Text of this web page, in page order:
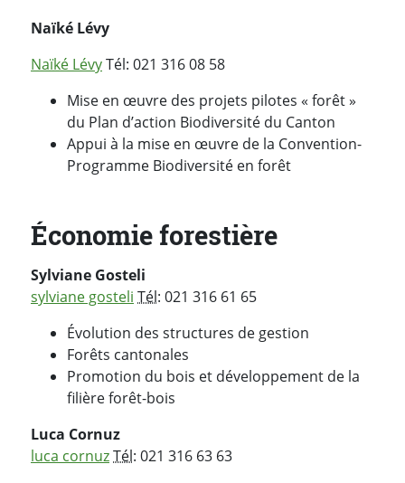
Naïké Lévy
Naïké LévyTél: 021 316 08 58
Mise en œuvre des projets pilotes « forêt »
du Plan d’action Biodiversité du Canton
Appui à la mise en œuvre de la Convention-
Programme Biodiversité en forêt
Économie forestière
Sylviane Gosteli
sylviane gosteli Tél: 021 316 61 65
Évolution des structures de gestion
Forêts cantonales
Promotion du bois et développement de la
filière forêt-bois
Luca Cornuz
luca cornuzTél: 021 316 63 63